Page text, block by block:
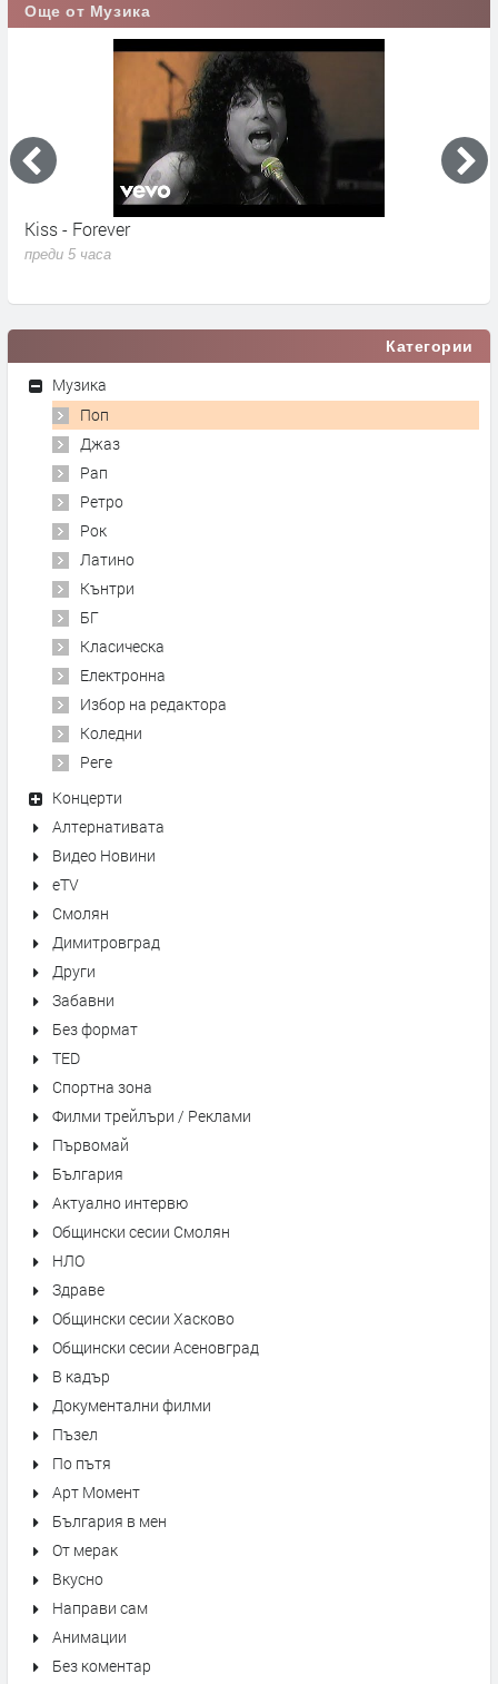
Още от Музика
Kiss - Forever
преди 5 часа
Категории
Музика
Поп
Джаз
Рап
Ретро
Рок
Латино
Кънтри
БГ
Класическа
Електронна
Избор на редактора
Коледни
Реге
Концерти
Алтернативата
Видео Новини
eTV
Смолян
Димитровград
Други
Забавни
Без формат
TED
Спортна зона
Филми трейлъри / Реклами
Първомай
България
Актуално интервю
Общински сесии Смолян
НЛО
Здраве
Общински сесии Хасково
Общински сесии Асеновград
В кадър
Документални филми
Пъзел
По пътя
Арт Момент
България в мен
От мерак
Вкусно
Направи сам
Анимации
Без коментар